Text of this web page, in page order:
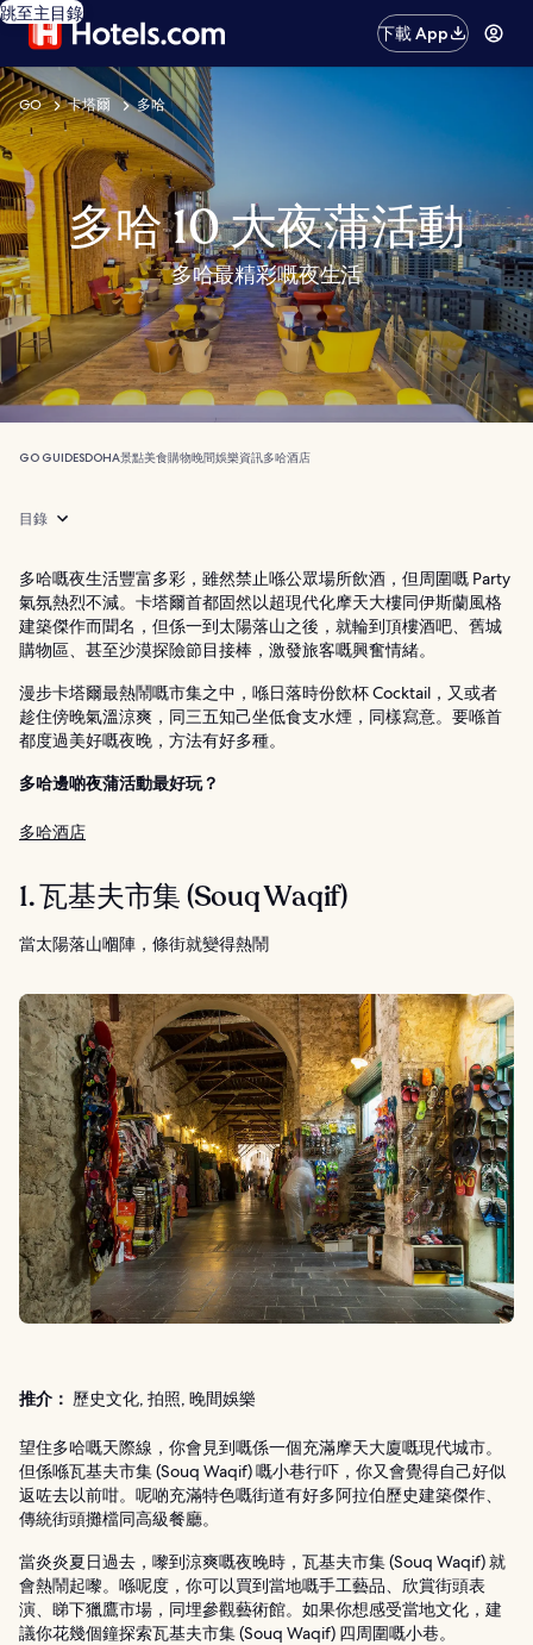
跳至主目錄
下載 App
GO 卡塔爾 多哈
多哈 10 大夜蒲活動
多哈最精彩嘅夜生活
GO GUIDESDOHA景點美食購物晚間娛樂資訊多哈酒店
目錄
多哈嘅夜生活豐富多彩，雖然禁止喺公眾場所飲酒，但周圍嘅 Party
氣氛熱烈不減。卡塔爾首都固然以超現代化摩天大樓同伊斯蘭風格
建築傑作而聞名，但係一到太陽落山之後，就輪到頂樓酒吧、舊城
購物區、甚至沙漠探險節目接棒，激發旅客嘅興奮情緒。
漫步卡塔爾最熱鬧嘅市集之中，喺日落時份飲杯 Cocktail，又或者
趁住傍晚氣溫涼爽，同三五知己坐低食支水煙，同樣寫意。要喺首
都度過美好嘅夜晚，方法有好多種。
多哈邊啲夜蒲活動最好玩？
多哈酒店
1. 瓦基夫市集 (Souq Waqif)
當太陽落山嗰陣，條街就變得熱鬧
推介： 歷史文化, 拍照, 晚間娛樂
望住多哈嘅天際線，你會見到嘅係一個充滿摩天大廈嘅現代城市。
但係喺瓦基夫市集 (Souq Waqif) 嘅小巷行吓，你又會覺得自己好似
返咗去以前咁。呢啲充滿特色嘅街道有好多阿拉伯歷史建築傑作、
傳統街頭攤檔同高級餐廳。
當炎炎夏日過去，嚟到涼爽嘅夜晚時，瓦基夫市集 (Souq Waqif) 就
會熱鬧起嚟。喺呢度，你可以買到當地嘅手工藝品、欣賞街頭表
演、睇下獵鷹市場，同埋參觀藝術館。如果你想感受當地文化，建
議你花幾個鐘探索瓦基夫市集 (Souq Waqif) 四周圍嘅小巷。